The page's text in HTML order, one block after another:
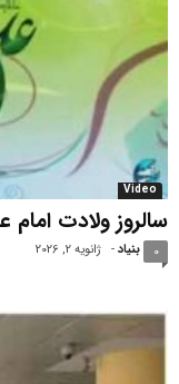
Video
سالروز ولادت
بنیاد- ژانویه 2, 2026 0